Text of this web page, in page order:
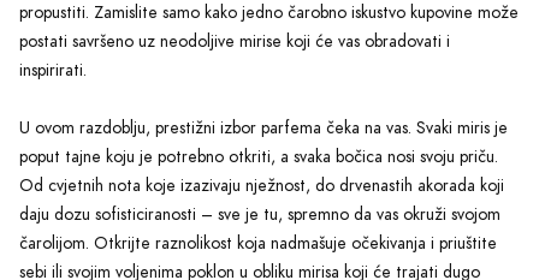
propustiti. Zamislite samo kako jedno čarobno iskustvo kupovine može
postati savršeno uz neodoljive mirise koji će vas obradovati i
inspirirati.
U ovom razdoblju, prestižni izbor parfema čeka na vas. Svaki miris je
poput tajne koju je potrebno otkriti, a svaka bočica nosi svoju priču.
Od cvjetnih nota koje izazivaju nježnost, do drvenastih akorada koji
daju dozu sofisticiranosti – sve je tu, spremno da vas okruži svojom
čarolijom. Otkrijte raznolikost koja nadmašuje očekivanja i priuštite
sebi ili svojim voljenima poklon u obliku mirisa koji će trajati dugo